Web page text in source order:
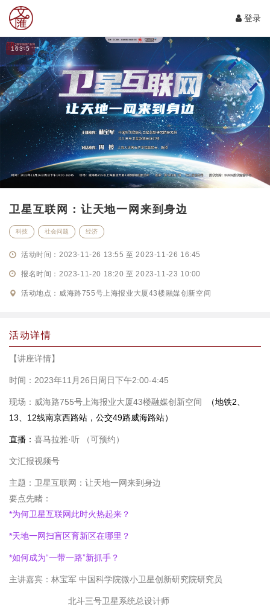
登录
163-5
卫星互联网：让天地一网来到身边
科技 社会问题 经济
活动时间：2023-11-26 13:55 至 2023-11-26 16:45
报名时间：2023-11-20 18:20 至 2023-11-23 10:00
活动地点：威海路755号上海报业大厦43楼融媒创新空间
活动详情
【讲座详情】
时间：2023年1 1 月 26日周日下午2:00-4:45
现场 ：威海路755号上海报业大厦43楼融媒创新空间
（地铁2、
13、12线南京西路站，公交49路威海路站）
直播： 喜马拉雅·听 （可预约）
文汇报视频号
主题： 卫星互联网：让天地一网来到身边
要点先睹：
*为何卫星互联网此时火热起来 ？
*天地一网扫盲区育新区在哪里 ？
*如何成为“一带一路”新抓手？
主讲嘉宾： 林宝军 中国科学院微小卫星创新研究院研究员
北斗三号卫星系统总设计师